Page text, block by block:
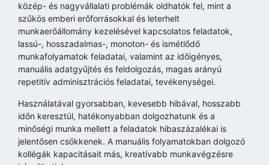
közép- és nagyvállalati problémák oldhatók fel, mint a
szűkös emberi erőforrásokkal és leterhelt
munkaerőállomány kezelésével kapcsolatos feladatok,
lassú-, hosszadalmas-, monoton- és ismétlődő
munkafolyamatok feladatai, valamint az időigényes,
manuális adatgyűjtés és feldolgozás, magas arányú
repetitív adminisztrációs feladatai, tevékenységei.
Használatával gyorsabban, kevesebb hibával, hosszabb
időn keresztül, hatékonyabban dolgozhatunk és a
minőségi munka mellett a feladatok hibaszázalékai is
jelentősen csökkenek. A manuális folyamatokban dolgozó
kollégák kapacitásait más, kreatívabb munkavégzésre